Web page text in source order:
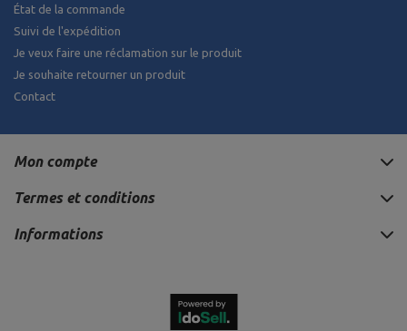
État de la commande
Suivi de l'expédition
Je veux faire une réclamation sur le produit
Je souhaite retourner un produit
Contact
Mon compte
Termes et conditions
Informations